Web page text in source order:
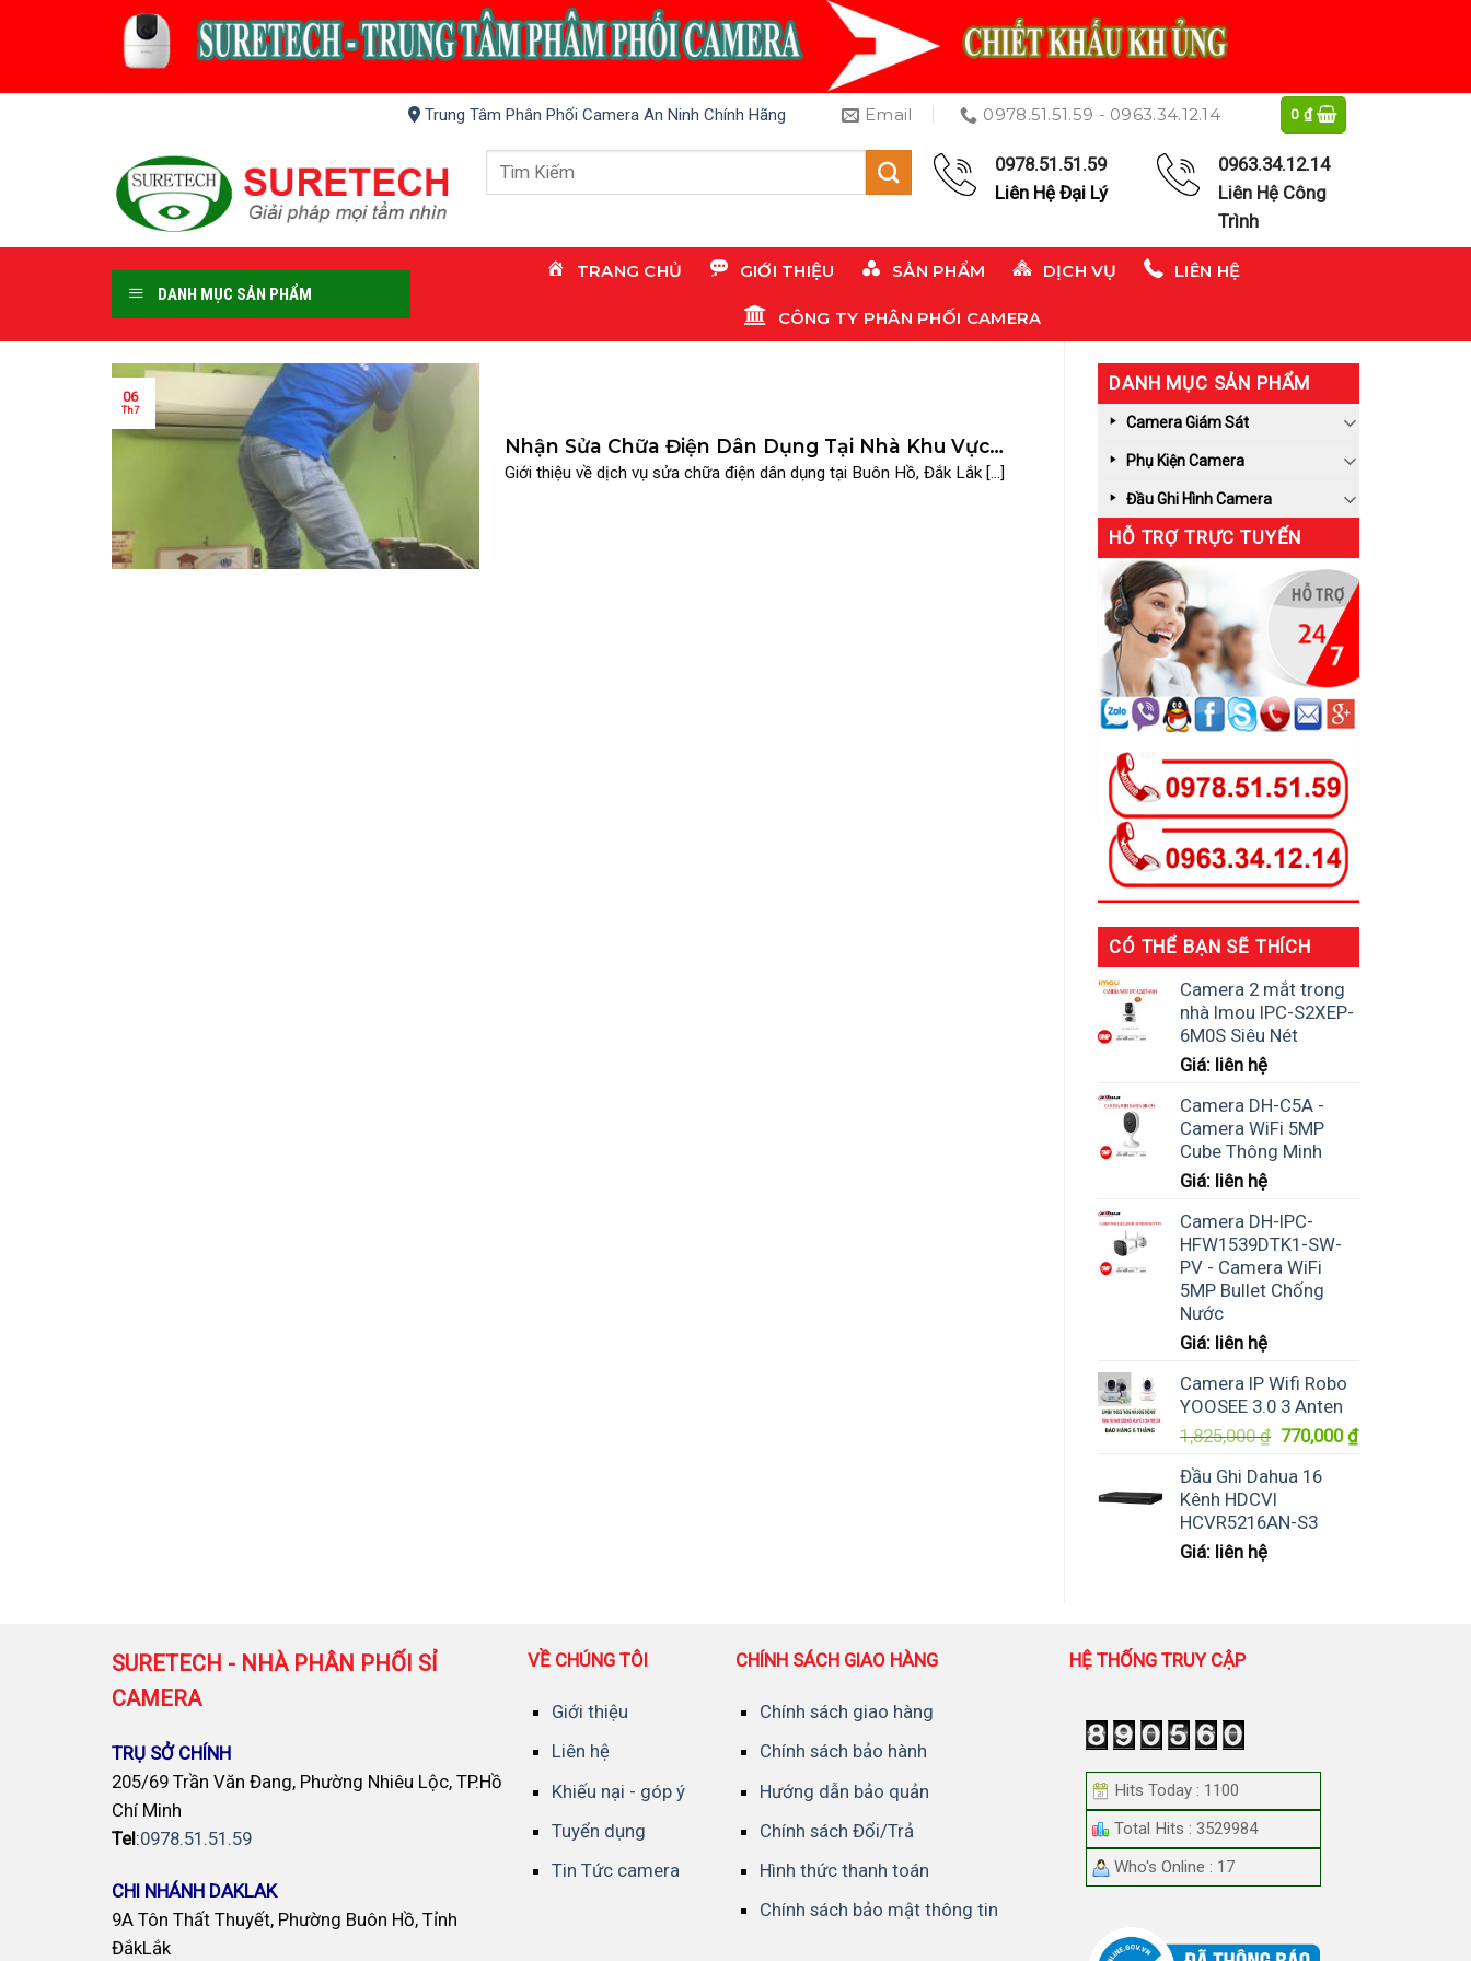
Trung Tâm Phân Phối Camera An Ninh Chính Hãng Email 0978.51.51.59 - 0963.34.12.14 0₫
Tìm
0978.51.51.59
Liên Hệ Đại Lý
0963.34.12.14
Liên Hệ Công
Trình
DANH MỤC SẢN PHẨM
TRANG CHỦ GIỚI THIỆU SẢN PHẨM DỊCH VỤ LIÊN HỆ
CÔNG TY PHÂN PHỐI CAMERA
Nhận Sửa Chữa Điện Dân Dụng Tại Nhà Khu Vực
Buôn Hồ Đắk Lắk – Uy Tín, Nhanh Chóng
Giới thiệu về dịch vụ sửa chữa điện dân dụng tại Buôn Hồ, Đắk Lắk [...]
06
Th7
DANH MỤC SẢN PHẨM
Camera Giám Sát
Phụ Kiện Camera
Đầu Ghi Hình Camera
HỖ TRỢ TRỰC TUYẾN
CÓ THỂ BẠN SẼ THÍCH
Camera 2 mắt trong
nhà Imou IPC-S2XEP-
6M0S Siêu Nét
Giá: liên hệ
Camera DH-C5A -
Camera WiFi 5MP
Cube Thông Minh
Giá: liên hệ
Camera DH-IPC-
HFW1539DTK1-SW-
PV - Camera WiFi
5MP Bullet Chống
Nước
Giá: liên hệ
Camera IP Wifi Robo
YOOSEE 3.0 3 Anten
1,825,000₫ Giá
là:
770,000₫Giá
Đầu Ghi Dahua 16
Kênh HDCVI
HCVR5216AN-S3
Giá: liên hệ
SURETECH - NHÀ PHÂN PHỐI SỈ
CAMERA
TRỤ SỞ CHÍNH
205/69 Trần Văn Đang, Phường Nhiêu Lộc, TP.Hồ
Chí Minh
Tel:0978.51.51.59
CHI NHÁNH DAKLAK
9A Tôn Thất Thuyết, Phường Buôn Hồ, Tỉnh
ĐắkLắk
VỀ CHÚNG TÔI
Giới thiệu
Liên hệ
Khiếu nại - góp ý
Tuyển dụng
Tin Tức camera
CHÍNH SÁCH GIAO HÀNG
Chính sách giao hàng
Chính sách bảo hành
Hướng dẫn bảo quản
Chính sách Đổi/Trả
Hình thức thanh toán
Chính sách bảo mật thông tin
HỆ THỐNG TRUY CẬP
Hits Today : 1100
Total Hits : 3529984
Who's Online : 17